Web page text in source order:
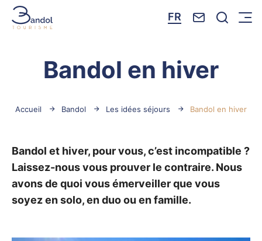
FR Nous Je
Menu
Bandol en hiver
Accueil Bandol Les idées séjours Bandol en hiver
Bandol et hiver, pour vous, c’est incompatible ?
Laissez-nous vous prouver le contraire. Nous
avons de quoi vous émerveiller que vous
soyez en solo, en duo ou en famille.